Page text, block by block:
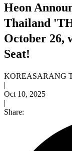
Heon
Thailand
October 26,
Seat!
KOREASARANG
|
Oct 10, 2025
|
Share: